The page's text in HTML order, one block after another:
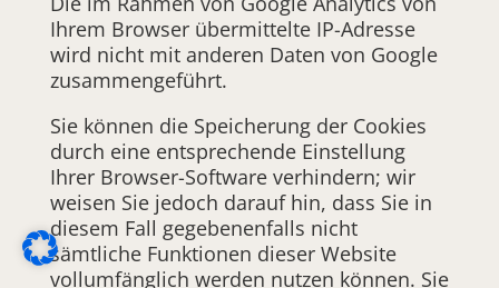
Ihrem Browser übermittelte IP-Adresse
wird nicht mit anderen Daten von Google
zusammengeführt.
Sie können die Speicherung der Cookies
durch eine entsprechende Einstellung
Ihrer Browser-Software verhindern; wir
weisen Sie jedoch darauf hin, dass Sie in
diesem Fall gegebenenfalls nicht
sämtliche Funktionen dieser Website
vollumfänglich werden nutzen können. Sie